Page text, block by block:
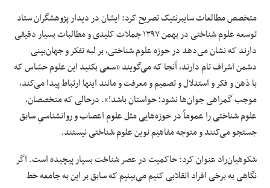
متخصص مطالعات سایبرنتیک تصریح کرد: ایشان در دیدار پژوهشگران ستاد
توسعه علوم شناختی در بهمن ۱۳۹۷ جملات کلیدی و مطالبات بسیار دقیقی
دارند که نشان می‌دهد در حوزه علوم شناختی، بر لبه تفکر و جهان‌بینی
دشمن اشراف تام دارند، آنجا که می‌گویند «سعی بکنید این علوم حسّاس که
با ذهن و فکر و استدلال و تصمیم و معرفت و مانند اینها ارتباط پیدا می‌کند،
موجب گمراهی جوان‌ها نشود؛ حواستان باشد!». درحالی که متخصصان،
علوم شناختی را عموماً در حوزه‌هایی مثل علوم اعصاب و روانشناسیِ سابق
جستجو می‌کنند و متوجه مفاهیم نوین علوم شناختی نیستند.
شکوهیان‌راد عنوان کرد: حاکمیت در عصر شناخت بسیار پیچیده است. اگر
نگاهی به برخی افراد انقلابی کنیم می‌بینیم که سابق بر این به جامعه خط